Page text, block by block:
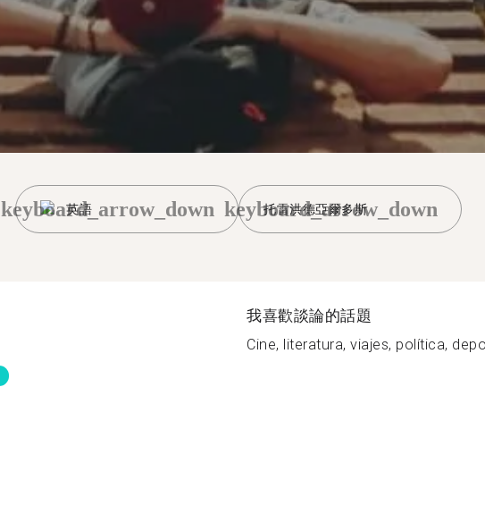
英語
keyboard_arrow_down 托雷洪德亞爾多斯
keyboard_arrow_down
我喜歡談論的話題
Cine, literatura, viajes, política,